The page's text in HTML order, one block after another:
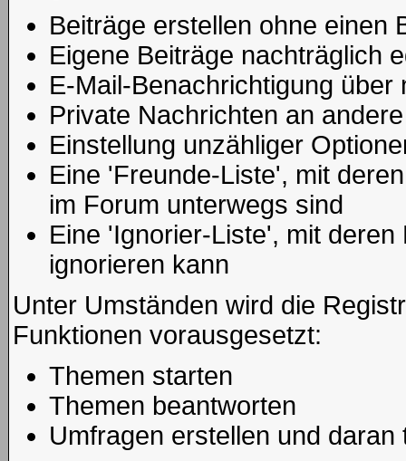
Beiträge erstellen ohne einen
Eigene Beiträge nachträglich
E-Mail-Benachrichtigung
Private Nachrichten an
Einstellung unzähliger
Eine 'Freunde-Liste', mit
im Forum unterwegs sind
Eine 'Ignorier-Liste', mit
ignorieren kann
Unter Umständen wird die
Funktionen vorausgesetzt:
Themen starten
Themen beantworten
Umfragen erstellen und daran